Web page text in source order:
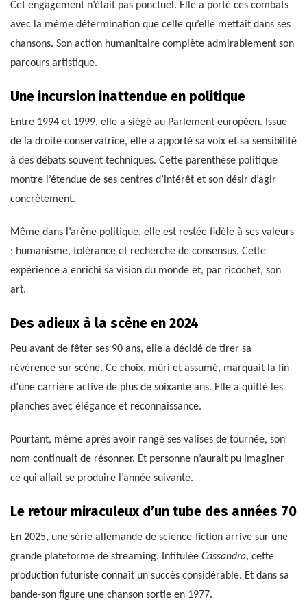
Cet engagement n’était pas ponctuel. Elle a porté ces combats
avec la même détermination que celle qu’elle mettait dans ses
chansons. Son action humanitaire complète admirablement son
parcours artistique.
Une incursion inattendue en politique
Entre 1994 et 1999, elle a siégé au Parlement européen. Issue
de la droite conservatrice, elle a apporté sa voix et sa sensibilité
à des débats souvent techniques. Cette parenthèse politique
montre l’étendue de ses centres d’intérêt et son désir d’agir
concrètement.
Même dans l’arène politique, elle est restée fidèle à ses valeurs
: humanisme, tolérance et recherche de consensus. Cette
expérience a enrichi sa vision du monde et, par ricochet, son
art.
Des adieux à la scène en 2024
Peu avant de fêter ses 90 ans, elle a décidé de tirer sa
révérence sur scène. Ce choix, mûri et assumé, marquait la fin
d’une carrière active de plus de soixante ans. Elle a quitté les
planches avec élégance et reconnaissance.
Pourtant, même après avoir rangé ses valises de tournée, son
nom continuait de résonner. Et personne n’aurait pu imaginer
ce qui allait se produire l’année suivante.
Le retour miraculeux d’un tube des années 70
En 2025, une série allemande de science-fiction arrive sur une
grande plateforme de streaming. Intitulée Cassandra, cette
production futuriste connaît un succès considérable. Et dans sa
bande-son figure une chanson sortie en 1977.